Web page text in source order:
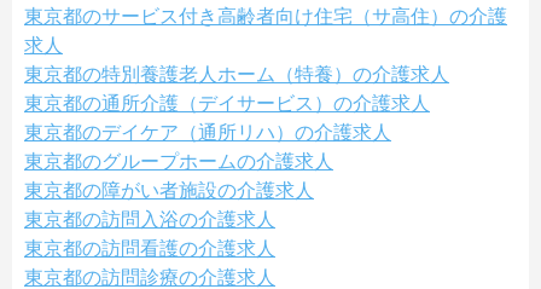
東京都のサービス付き高齢者向け住宅（サ高住）の介護
求人
東京都の特別養護老人ホーム（特養）の介護求人
東京都の通所介護（デイサービス）の介護求人
東京都のデイケア（通所リハ）の介護求人
東京都のグループホームの介護求人
東京都の障がい者施設の介護求人
東京都の訪問入浴の介護求人
東京都の訪問看護の介護求人
東京都の訪問診療の介護求人